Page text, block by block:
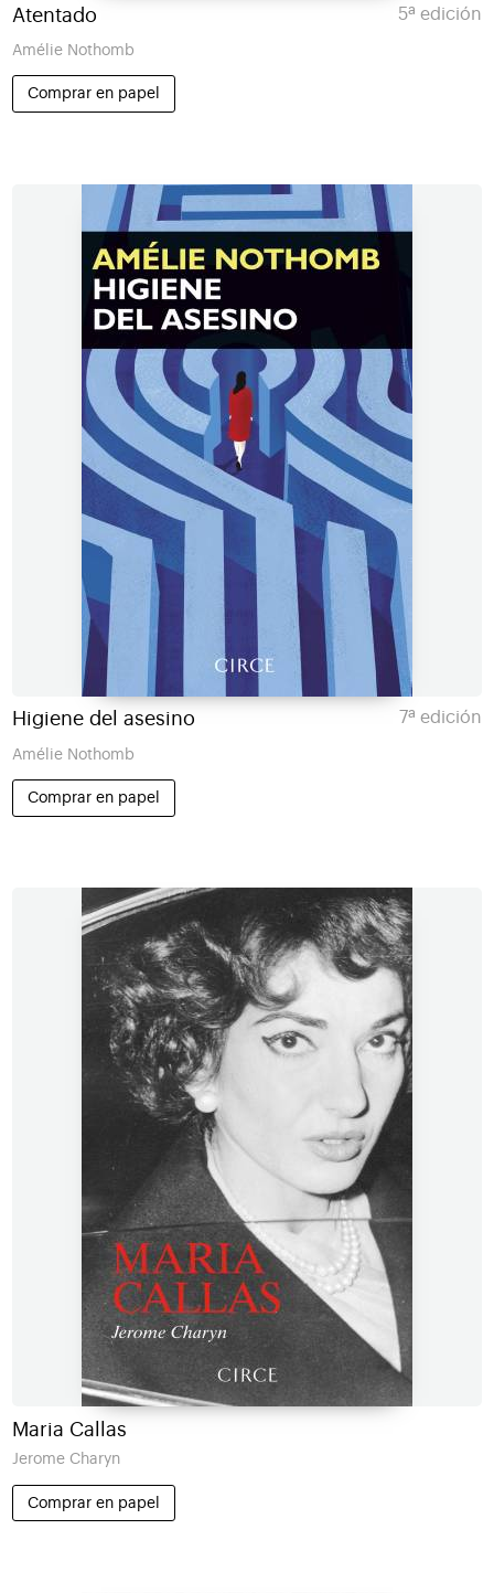
Atentado 5ª edición
Amélie Nothomb
Comprar en papel
Higiene del asesino 7ª edición
Amélie Nothomb
Comprar en papel
Maria Callas
Jerome Charyn
Comprar en papel